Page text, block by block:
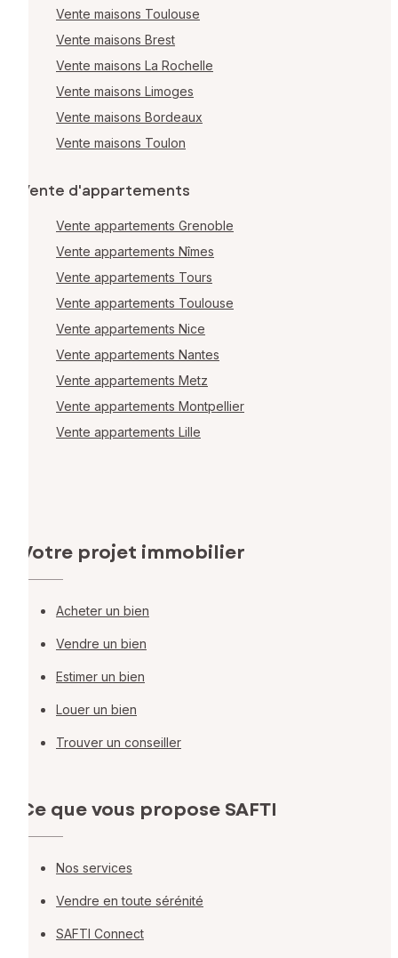
Vente maisons Toulouse
Vente maisons Brest
Vente maisons La Rochelle
Vente maisons Limoges
Vente maisons Bordeaux
Vente maisons Toulon
Vente d'appartements
Vente appartements Grenoble
Vente appartements Nîmes
Vente appartements Tours
Vente appartements Toulouse
Vente appartements Nice
Vente appartements Nantes
Vente appartements Metz
Vente appartements Montpellier
Vente appartements Lille
Votre projet immobilier
Acheter un bien
Vendre un bien
Estimer un bien
Louer un bien
Trouver un conseiller
Ce que vous propose SAFTI
Nos services
Vendre en toute sérénité
SAFTI Connect